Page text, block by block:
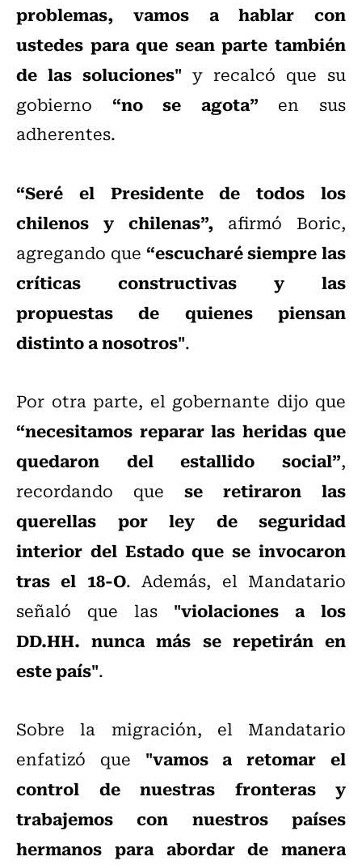
problemas, vamos a hablar con
ustedes para que sean parte también
de las soluciones" y recalcó que su
gobierno “no se agota” en sus
adherentes.
“Seré el Presidente de todos los
chilenos y chilenas”, afirmó Boric,
agregando que “escucharé siempre las
críticas constructivas y las
propuestas de quienes piensan
distinto a nosotros".
Por otra parte, el gobernante dijo que
“necesitamos reparar las heridas que
quedaron del estallido social”,
recordando que se retiraron las
querellas por ley de seguridad
interior del Estado que se invocaron
tras el 18-O. Además, el Mandatario
señaló que las "violaciones a los
DD.HH. nunca más se repetirán en
este país".
Sobre la migración, el Mandatario
enfatizó que "vamos a retomar el
control de nuestras fronteras y
trabajemos con nuestros países
hermanos para abordar de manera